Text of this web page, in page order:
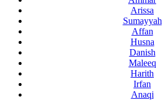
Arissa
Sumayyah
Affan
Husna
Danish
Maleeq
Harith
Irfan
Anaqi